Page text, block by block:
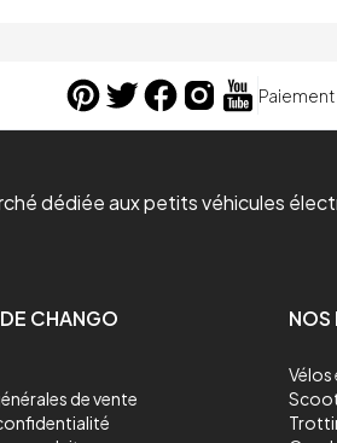
dédiée aux petits véhicules
CHANGO
de vente
NOS
Vélos